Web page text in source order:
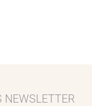
NEWSLETTER